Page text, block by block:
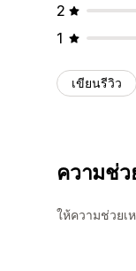
2
1
เขียนรีวิว
ความช่ว
ให้ความช่วยเ